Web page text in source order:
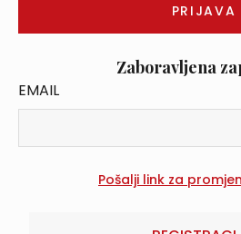
Zaboravljena
EMAIL